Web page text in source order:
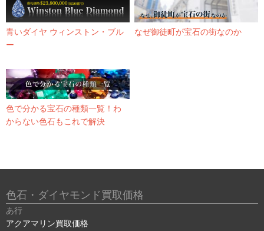
青いダイヤ ウィンストン・ブル
ー
なぜ御徒町が宝石の街なのか
色で分かる宝石の種類一覧！わ
からない色石もこれで解決
色石・ダイヤモンド買取価格
あ行
アクアマリン買取価格